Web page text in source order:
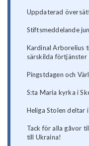
Uppdaterad
Stiftsmeddelande
Kardinal Arborelius
särskilda förtjänster
Pingstdagen och
S:ta Maria kyrka i
Heliga Stolen deltar
Tack för alla gåvor
till Ukraina!